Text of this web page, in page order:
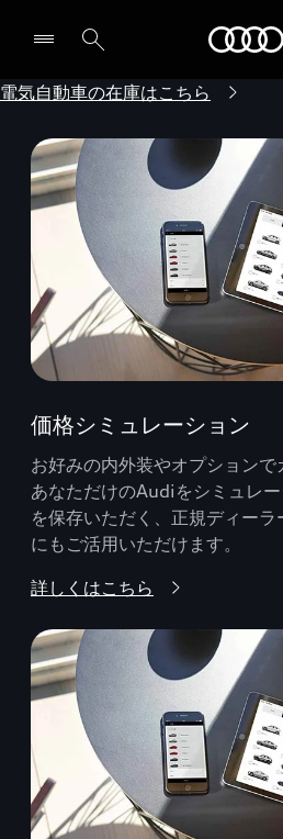
電気自動車の在庫はこちら
価格シミュレーション
お好みの内外装やオプションで
あなただけのAudiをシミュレ
を保存いただく、正規ディー
にもご活用いただけます。
詳しくはこちら